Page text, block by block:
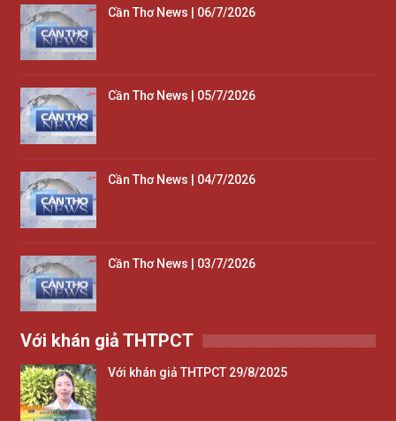
Cần Thơ News | 06/7/2026
Cần Thơ News | 05/7/2026
Cần Thơ News | 04/7/2026
Cần Thơ News | 03/7/2026
Với khán giả THTPCT
Với khán giả THTPCT 29/8/2025